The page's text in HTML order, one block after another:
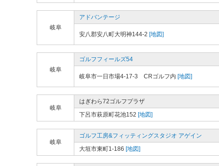
岐阜
アドバンテージ
安八郡安八町大明神144-2 [地図]
岐阜
ゴルフフィールズ54
岐阜市一日市場4-17-3 CRゴルフ内 [地図]
岐阜
はぎわら72ゴルフプラザ
下呂市萩原町花池152 [地図]
岐阜
ゴルフ工房&フィッティングスタジオ アゲイン
大垣市東町1-186 [地図]